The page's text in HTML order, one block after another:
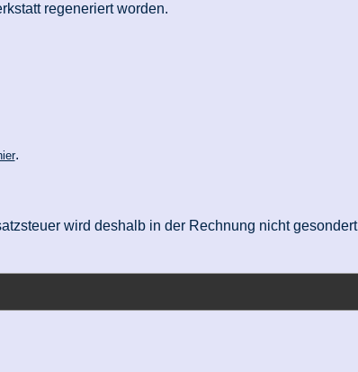
regeneriert worden.
.
wird deshalb in der Rechnung nicht gesondert